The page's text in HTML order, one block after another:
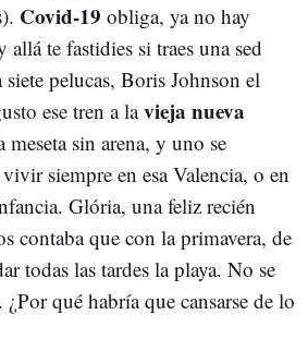
Covid-19 obliga, ya no hay
allá te fastidies si traes una sed
siete pelucas, Boris Johnson el
ese tren a lavieja nueva
meseta sin arena, y uno se
siempre en esa Valencia, o en
Glória, una feliz recién
contaba que con la primavera, de
todas las tardes la playa. No se
¿Por qué habría que cansarse de lo